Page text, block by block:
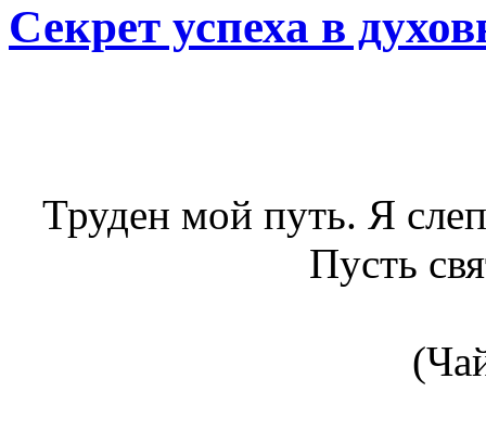
Секрет успеха в
Труден мой путь. Я
Пусть